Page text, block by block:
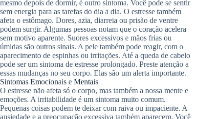
mesmo depois de dormir, é outro sintoma. Você pode se sentir
sem energia para as tarefas do dia a dia. O estresse também
afeta o estômago. Dores, azia, diarreia ou prisão de ventre
podem surgir. Algumas pessoas notam que o coração acelera
sem motivo aparente. Suores excessivos e mãos frias ou
úmidas são outros sinais. A pele também pode reagir, com o
aparecimento de espinhas ou irritações. Até a queda de cabelo
pode ser um sintoma de estresse prolongado. Preste atenção a
essas mudanças no seu corpo. Elas são um alerta importante.
Sintomas Emocionais e Mentais
O estresse não afeta só o corpo, mas também a nossa mente e
emoções. A irritabilidade é um sintoma muito comum.
Pequenas coisas podem te deixar com raiva ou impaciente. A
ansiedade e a preocupação excessiva também aparecem. Você